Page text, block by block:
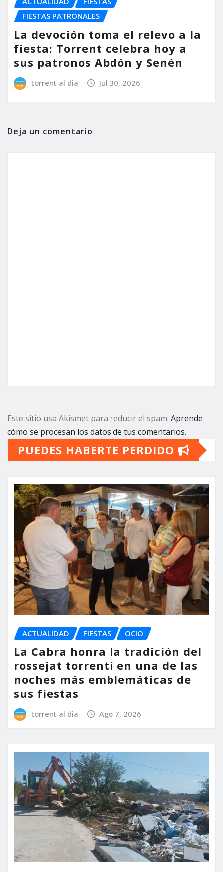
FIESTAS PATRONALES
La devoción toma el relevo a la
fiesta: Torrent celebra hoy a
sus patronos Abdón y Senén
torrent al dia Jul 30, 2026
Deja un comentario
Este sitio usa Akismet para reducir el spam. Aprende
cómo se procesan los datos de tus comentarios.
PUEDES HABERTE PERDIDO
ACTUALIDAD FIESTAS OCIO
La Cabra honra la tradición del
rossejat torrentí en una de las
noches más emblemáticas de
sus fiestas
torrent al dia Ago 7, 2026